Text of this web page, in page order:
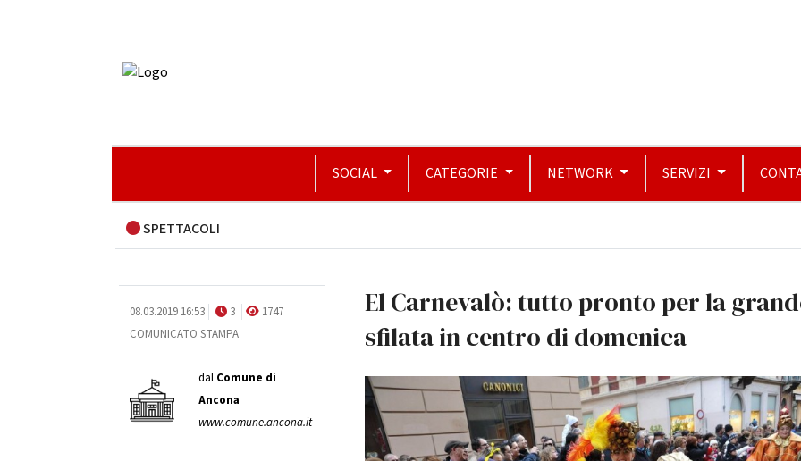
SOCIAL CATEGORIE NETWORK SERVIZI
SPETTACOLI
08.03.2019 16:53 3
1747
COMUNICATO STAMPA
dal Comune di
Ancona
www.comune.ancona.it
El Carnevalò: tutto pronto per la
sfilata in centro di domenica